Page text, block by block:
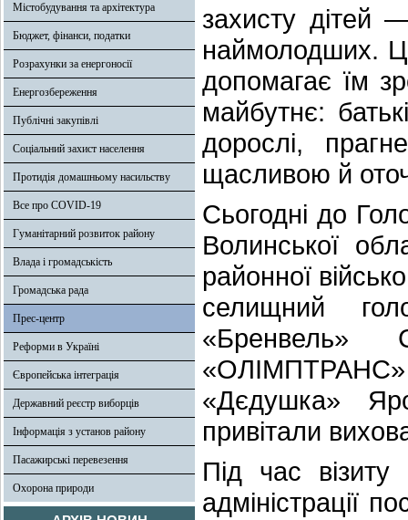
Містобудування та архітектура
Бюджет, фінанси, податки
Розрахунки за енергоносії
Енергозбереження
Публічні закупівлі
Соціальний захист населення
Протидія домашньому насильству
Все про COVID-19
Гуманітарний розвиток району
Влада і громадськість
Громадська рада
Прес-центр
Реформи в Україні
Європейська інтеграція
Державний реєстр виборців
Інформація з установ району
Пасажирські перевезення
Охорона природи
захисту дітей
наймолодших.
допомагає їм
майбутнє:
дорослі,
щасливою й
Сьогодні до
Волинської
районної
селищний
«Дєдушка»
привітали
Під час візиту
адміністрації